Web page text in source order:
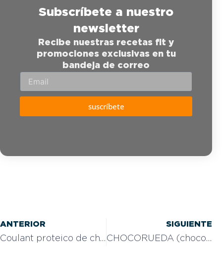
Subscríbete a nuestro
newsletter
Recibe nuestras recetas fit y
promociones exclusivas en tu
bandeja de correo
suscríbete
ANTERIOR
Coulant proteico de chocolate
SIGUIENTE
CHOCORUEDA (chocowheel)